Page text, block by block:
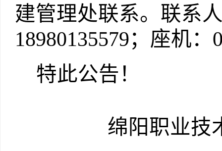
建管理处联系。联系
18980135579；座机：
特此公告！
绵阳职业技